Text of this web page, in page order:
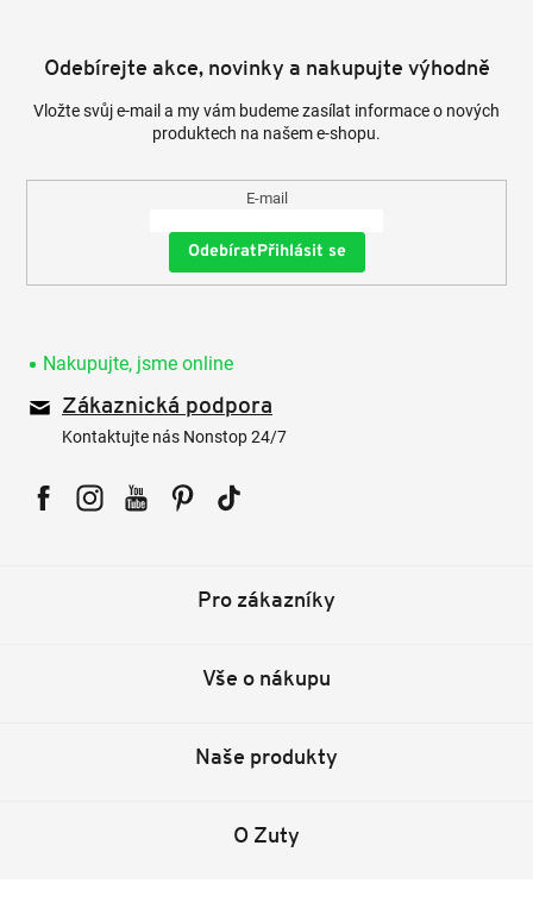
Odebírejte akce, novinky a nakupujte výhodně
Vložte svůj e-mail a my vám budeme zasílat informace o nových
produktech na našem e-shopu.
E-mail
Přihlásit se
Nakupujte, jsme online
Zákaznická podpora
Kontaktujte nás Nonstop 24/7
Pro zákazníky
Vše o nákupu
Naše produkty
O Zuty